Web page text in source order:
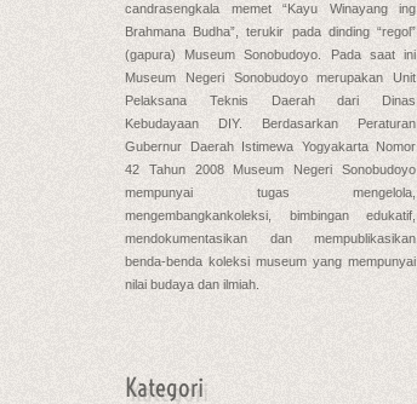
candrasengkala memet “Kayu Winayang ing
Brahmana Budha”, terukir pada dinding “regol”
(gapura) Museum Sonobudoyo. Pada saat ini
Museum Negeri Sonobudoyo merupakan Unit
Pelaksana Teknis Daerah dari Dinas
Kebudayaan DIY. Berdasarkan Peraturan
Gubernur Daerah Istimewa Yogyakarta Nomor
42 Tahun 2008 Museum Negeri Sonobudoyo
mempunyai tugas mengelola,
mengembangkankoleksi, bimbingan edukatif,
mendokumentasikan dan mempublikasikan
benda-benda koleksi museum yang mempunyai
nilai budaya dan ilmiah.
Kategori